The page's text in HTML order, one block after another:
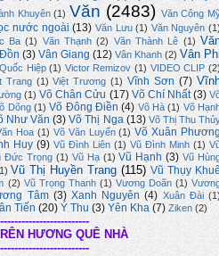
Khuyên (1) Văn (2483) Văn Công
nước ngoài (13) Văn Lưu (1) Văn Nguyên
Ba (1) Văn Thạnh (2) Văn Thành Lê (1)
(3) Vân Giang (12) Vân Khanh (2) Vân
Hiệp (1) Victor Remizov (1) VIDEO CLIP
Trang (1) Việt Trương (1) Vĩnh Sơn (7)
(1) Võ Chân Cửu (17) Võ Chí Nhất (3)
Dõng (1) Võ Đông Điền (4) Võ Hà (1) Võ
Như Văn (3) Võ Thị Nga (13) Võ Thị Thu
Hoa (1) Võ Văn Luyến (1) Võ Xuân
Huy (9) Vũ Đình Liên (1) Vũ Đình Minh (1)
Đức Trọng (1) Vũ Hạ (1) Vũ Hạnh (3) Vũ
Vũ Thị Huyền Trang (115) Vũ Thụy
(2) Vũ Trọng Thanh (1) Vương Doãn (1)
Tâm (3) Xanh Nguyên (4) Xuân Đài
Tiến (20) Ý Thu (3) Yên Kha (7) Ziken (2)
HƯƠNG QUÊ NHÀ